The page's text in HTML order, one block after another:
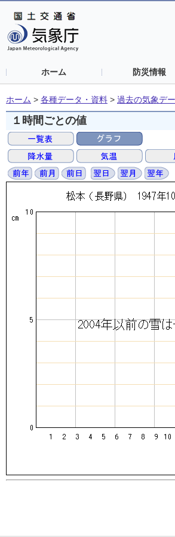
ホーム 防災情報
ホーム > 各種データ・資料 > 過去の気象デ
１時間ごとの値